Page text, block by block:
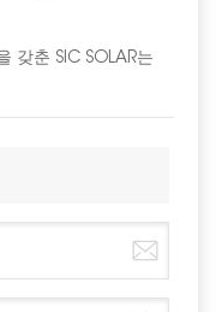
갖춘 SIC SOLAR는